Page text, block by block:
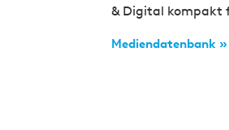
& Digital kompakt
Mediendatenbank »